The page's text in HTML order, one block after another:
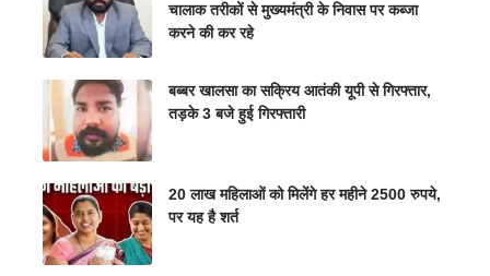
चालाक तरीकों से मुख्यमंत्री के निवास पर कब्जा
करने की कर रहे
बब्बर खालसा का सक्रिय आतंकी यूपी से गिरफ्तार,
तड़के 3 बजे हुई गिरफ्तारी
20 लाख महिलाओं को मिलेंगे हर महीने 2500 रुपये,
पर यह है शर्त